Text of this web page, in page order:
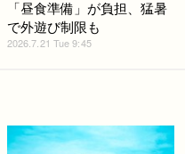
「昼食準備」が負担、猛暑
で外遊び制限も
2026.7.21 Tue 9:45